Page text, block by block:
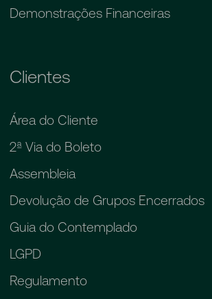
Demonstrações Financeiras
Clientes
Área do Cliente
2ª Via do Boleto
Assembleia
Devolução de Grupos Encerrados
Guia do Contemplado
LGPD
Regulamento